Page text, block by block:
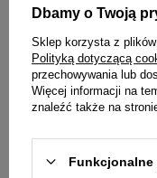
zarysowania
KOPERTA
Metalowa,
BRANSOLETA
Wysokiej jakości
ZAPIĘCIE
Dbamy o Twoją
Sklep korzysta z
Polityką dotyczącą
przechowywania lub
Więcej informacji na
znaleźć także na
Funkcjonalne